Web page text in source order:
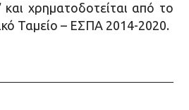
χρηματοδοτείται από το
Ταμείο – ΕΣΠΑ 2014-2020.